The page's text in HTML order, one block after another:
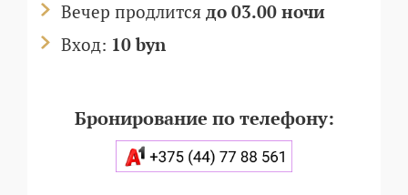
Вечер продлится до 03.00 ночи
Вход: 10 byn
Бронирование по телефону: